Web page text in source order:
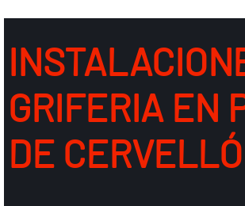
GRIFERIA EN
DE CERVELLÓ